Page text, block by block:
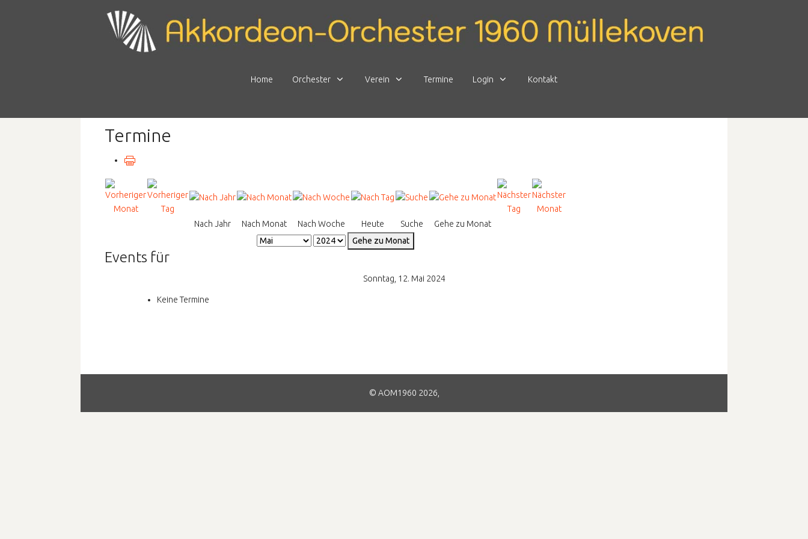
Home Orchester Verein Termine Login Kontakt
Termine
Nach Jahr Nach Monat Nach Woche Heute Suche
Gehe zu Monat
Gehe zu Monat
Events für
Sonntag, 12. Mai 2024
Keine Termine
© AOM1960 2026,